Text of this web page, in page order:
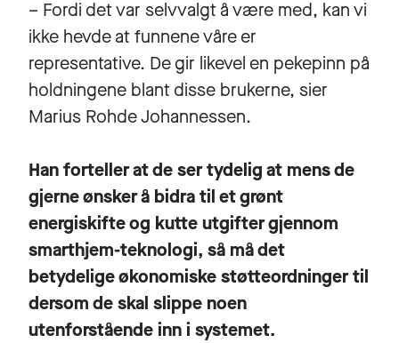
– Fordi det var selvvalgt å være med, kan vi
ikke hevde at funnene våre er
representative. De gir likevel en pekepinn på
holdningene blant disse brukerne, sier
Marius Rohde Johannessen.
Han forteller at de ser tydelig at mens de
gjerne ønsker å bidra til et grønt
energiskifte og kutte utgifter gjennom
smarthjem-teknologi, så må det
betydelige økonomiske støtteordninger til
dersom de skal slippe noen
utenforstående inn i systemet.